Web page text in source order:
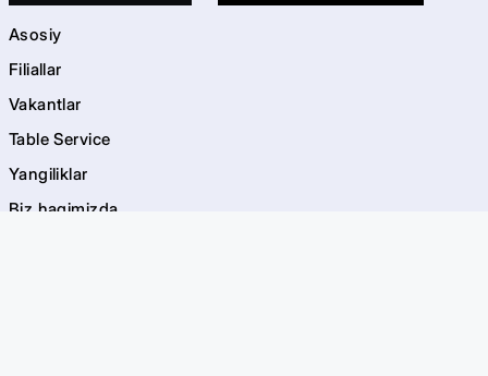
Asosiy
Filiallar
Vakantlar
Table Service
Yangiliklar
Biz haqimizda